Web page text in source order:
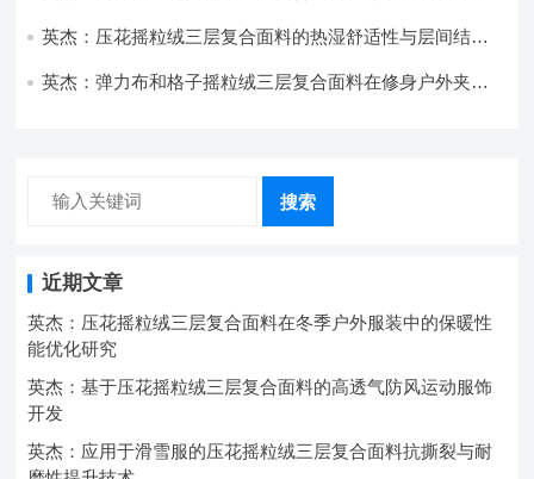
英杰：压花摇粒绒三层复合面料的热湿舒适性与层间结合
英杰：弹力布和格子摇粒绒三层复合面料在修身户外夹克
搜索
近期文章
英杰：压花摇粒绒三层复合面料在冬季户外服装中的保暖性
能优化研究
英杰：基于压花摇粒绒三层复合面料的高透气防风运动服饰
开发
英杰：应用于滑雪服的压花摇粒绒三层复合面料抗撕裂与耐